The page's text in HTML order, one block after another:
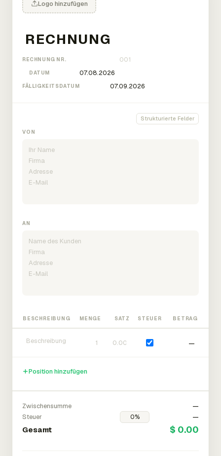
Logo hinzufügen
RECHNUNG NR.
DATUM
FÄLLIGKEITSDATUM
Strukturierte Felder
VON
AN
BESCHREIBUNG MENGE SATZ STEUER BETRAG
—
Position hinzufügen
Zwischensumme
—
Steuer
—
Gesamt $ 0.00